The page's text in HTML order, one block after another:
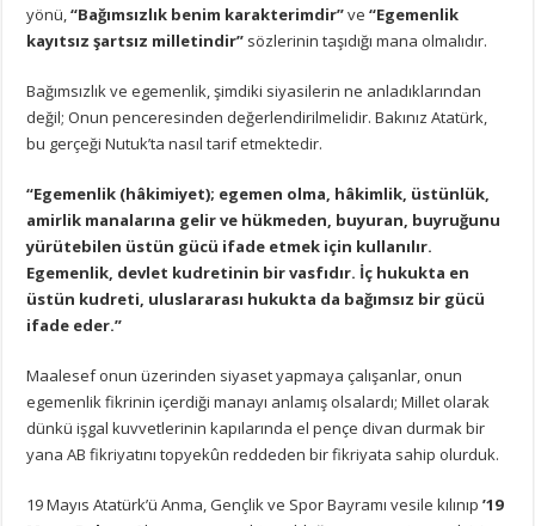
yönü,“Bağımsızlık benim karakterimdir”ve“Egemenlik
kayıtsız şartsız milletindir” sözlerinin taşıdığı mana olmalıdır.
Bağımsızlık ve egemenlik, şimdiki siyasilerin ne anladıklarından
değil; Onun penceresinden değerlendirilmelidir. Bakınız Atatürk,
bu gerçeği Nutuk’ta nasıl tarif etmektedir.
“Egemenlik (hâkimiyet); egemen olma, hâkimlik, üstünlük,
amirlik manalarına gelir ve hükmeden, buyuran, buyruğunu
yürütebilen üstün gücü ifade etmek için kullanılır.
Egemenlik, devlet kudretinin bir vasfıdır. İç hukukta en
üstün kudreti, uluslararası hukukta da bağımsız bir gücü
ifade eder.”
Maalesef onun üzerinden siyaset yapmaya çalışanlar, onun
egemenlik fikrinin içerdiği manayı anlamış olsalardı; Millet olarak
dünkü işgal kuvvetlerinin kapılarında el pençe divan durmak bir
yana AB fikriyatını topyekûn reddeden bir fikriyata sahip olurduk.
19 Mayıs Atatürk’ü Anma, Gençlik ve Spor Bayramı vesile kılınıp’19